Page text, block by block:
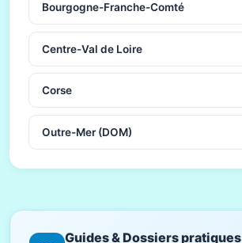
Bourgogne-Franche-Comté
Centre-Val de Loire
Corse
Outre-Mer (DOM)
Guides & Dossiers pratiques